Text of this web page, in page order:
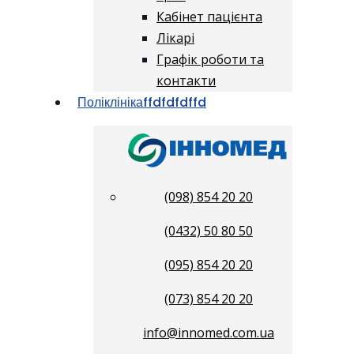
Кабінет пацієнта
Лікарі
Графік роботи та
контакти
Поліклінікаffdfdfdffd
(098) 854 20 20
(0432) 50 80 50
(095) 854 20 20
(073) 854 20 20
info@innomed.com.ua